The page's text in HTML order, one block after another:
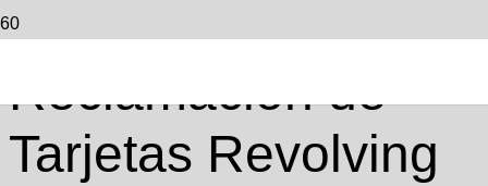
Reclamación de
Tarjetas Revolving